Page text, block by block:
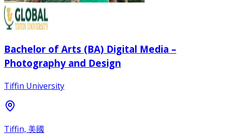
Bachelor of Arts (BA) Digital Media –
Photography and Design
Tiffin University
Tiffin, 美國